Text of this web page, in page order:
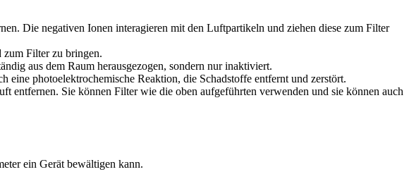
Die negativen Ionen interagieren mit den Luftpartikeln und ziehen diese zum Filter
Filter zu bringen.
aus dem Raum herausgezogen, sondern nur inaktiviert.
photoelektrochemische Reaktion, die Schadstoffe entfernt und zerstört.
Sie können Filter wie die oben aufgeführten verwenden und sie können auch
ein Gerät bewältigen kann.